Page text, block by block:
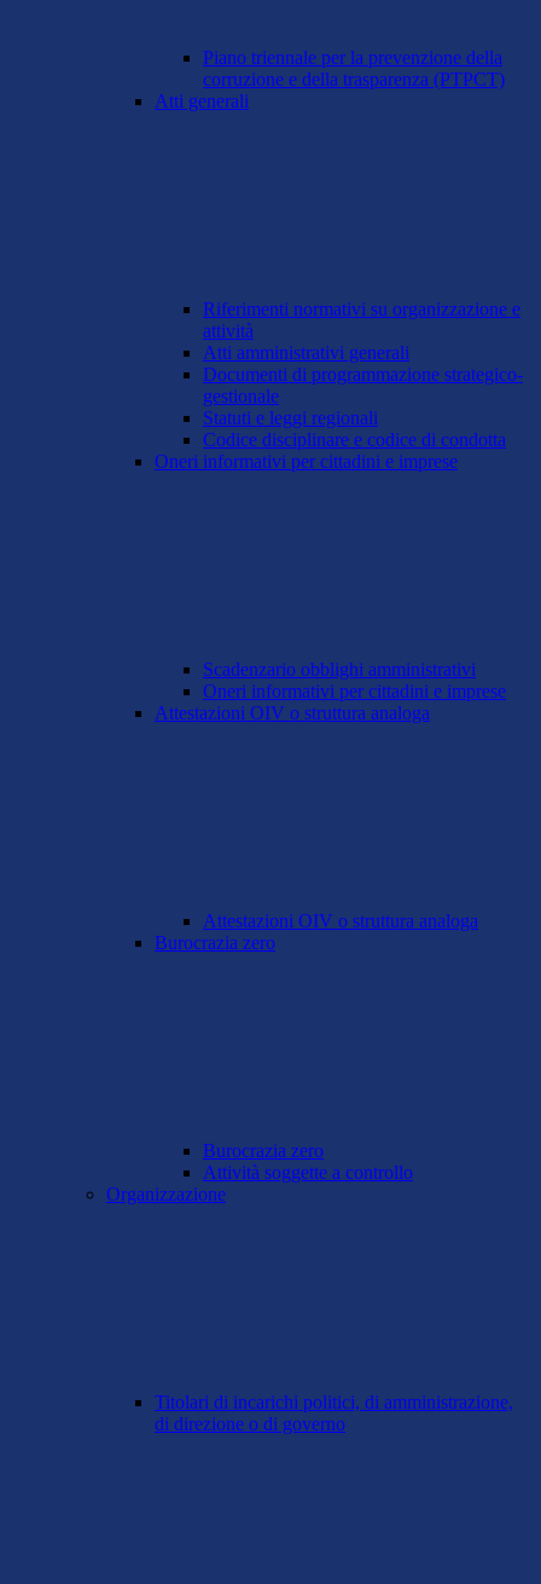
Piano triennale per la prevenzione della
corruzione e della trasparenza (PTPCT)
Atti generali
Riferimenti normativi su organizzazione e
attività
Atti amministrativi generali
Documenti di programmazione strategico-
gestionale
Statuti e leggi regionali
Codice disciplinare e codice di condotta
Oneri informativi per cittadini e imprese
Scadenzario obblighi amministrativi
Oneri informativi per cittadini e imprese
Attestazioni OIV o struttura analoga
Attestazioni OIV o struttura analoga
Burocrazia zero
Burocrazia zero
Attività soggette a controllo
Organizzazione
Titolari di incarichi politici, di amministrazione,
di direzione o di governo